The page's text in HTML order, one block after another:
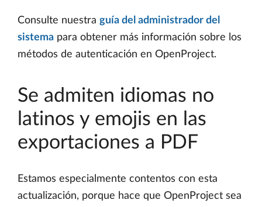
Consulte nuestra guía del administrador del
sistema para obtener más información sobre los
métodos de autenticación en OpenProject.
Se admiten idiomas no
latinos y emojis en las
exportaciones a PDF
Estamos especialmente contentos con esta
actualización, porque hace que OpenProject sea